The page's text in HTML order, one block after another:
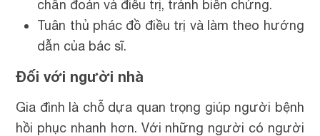
chẩn đoán và điều trị, tránh biến chứng.
Tuân thủ phác đồ điều trị và làm theo hướng
dẫn của bác sĩ.
Đối với người nhà
Gia đình là chỗ dựa quan trọng giúp người bệnh
hồi phục nhanh hơn. Với những người có người